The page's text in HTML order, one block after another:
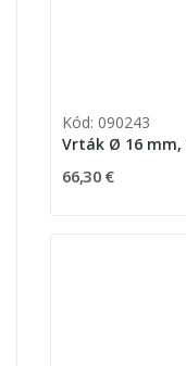
Kód: 090243
Vrták Ø 16 mm,
66,30 €